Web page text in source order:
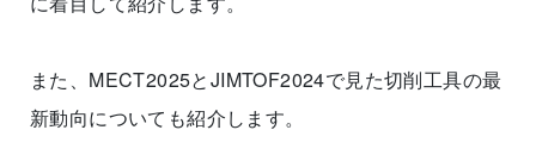
また、MECT2025とJIMTOF2024で見た切削工具の最
新動向についても紹介します。